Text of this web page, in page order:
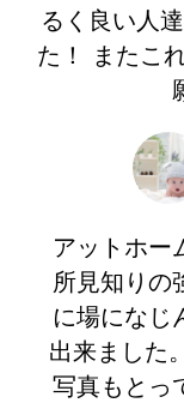
アットホー
所見知りの
に場になじ
出来ました
写真もとっ
るく良い人
た！ またこ